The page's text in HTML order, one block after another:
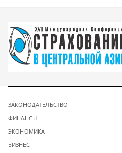
ЗАКОНОДАТЕЛЬСТВО
ФИНАНСЫ
ЭКОНОМИКА
БИЗНЕС